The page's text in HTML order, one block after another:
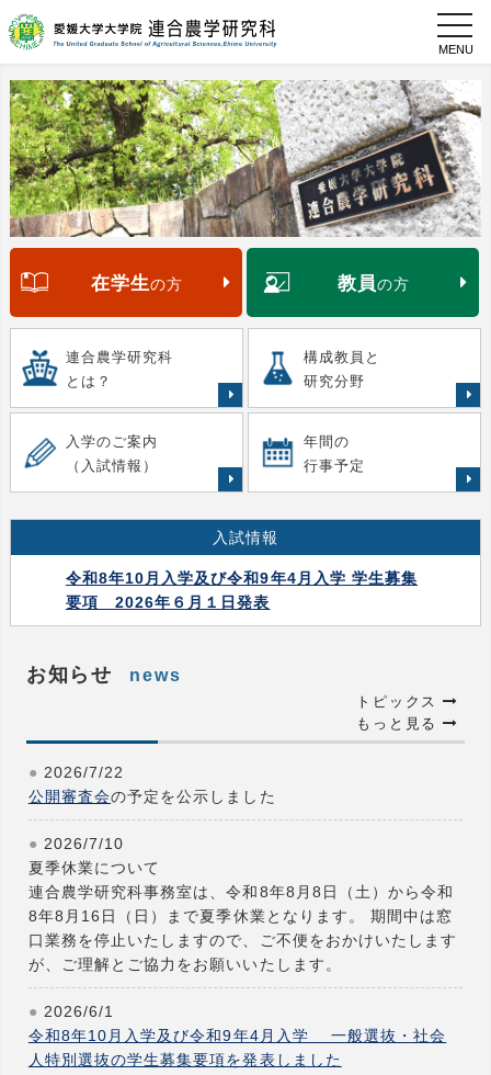
在学生の方 教員の方
連合農学研究科
とは？
構成教員と
研究分野
入学のご案内
（入試情報）
年間の
行事予定
入試情報
令和8年10月入学及び令和9年4月入学 学生募集
要項 2026年６月１日発表
お知らせ news
トピックス
もっと見る
2026/7/22
公開審査会の予定を公示しました
2026/7/10
夏季休業について
連合農学研究科事務室は、令和8年8月8日（土）から令和
8年8月16日（日）まで夏季休業となります。 期間中は窓
口業務を停止いたしますので、ご不便をおかけいたします
が、ご理解とご協力をお願いいたします。
2026/6/1
令和8年10月入学及び令和9年4月入学 一般選抜・社会
人特別選抜の学生募集要項を発表しました